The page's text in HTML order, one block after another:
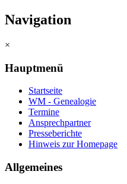
Navigation
×
Hauptmenü
Startseite
WM - Genealogie
Termine
Ansprechpartner
Presseberichte
Hinweis zur Homepage
Allgemeines